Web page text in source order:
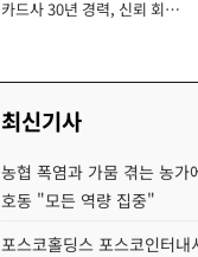
카드사 30년 경력, 신뢰 회복
최신기사
농협 폭염과 가뭄 겪는 농
호동 "모든 역량 집중"
포스코홀딩스 포스코인터